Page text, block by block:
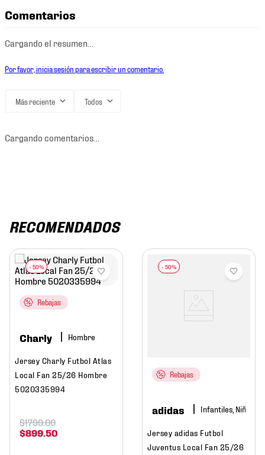
Comentarios
Cargando el resumen…
Por favor, inicia sesión para escribir un comentario.
Más reciente Todos
Cargando comentarios…
RECOMENDADOS
Rebajas
Charly Hombre
Jersey Charly Futbol Atlas
Local Fan 25/26 Hombre
5020335994
$899.50
$1799.00
Rebajas
adidas Infantiles, Niño
Jersey adidas Futbol
Juventus Local Fan 25/26